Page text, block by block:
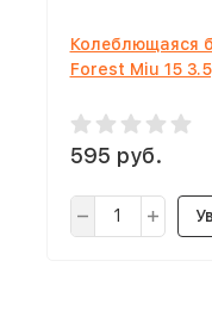
Колеблющаяся
Forest Miu 15
595 руб.